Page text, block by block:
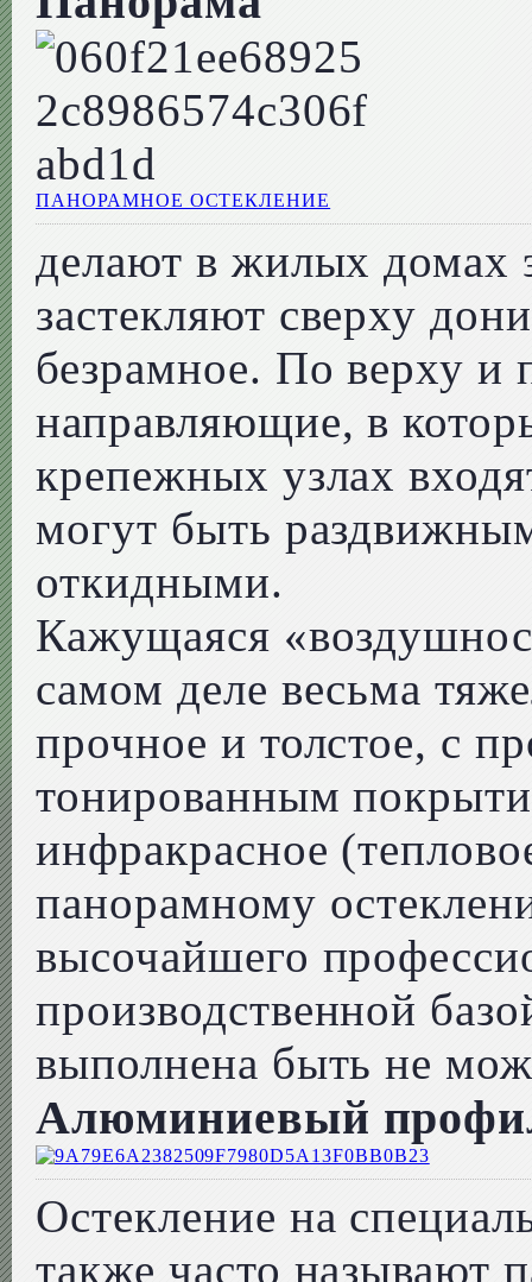
ПАНОРАМНОЕ ОСТЕКЛЕНИЕ
делают в жилых домах
застекляют сверху
безрамное. По верху и
направляющие, в
крепежных узлах
могут быть
откидными.
Кажущаяся
самом деле весьма
прочное и толстое, с
тонированным
инфракрасное
панорамному
высочайшего
производственной
выполнена быть не
Алюминиевый
Остекление на
также часто называют